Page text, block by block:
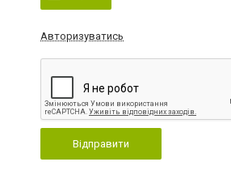
Авторизуватись
Відправити